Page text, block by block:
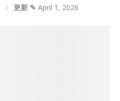
更新 ✎ April 1, 2026